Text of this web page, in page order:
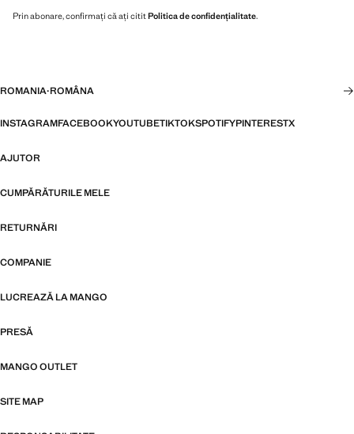
Prin abonare, confirmați că ați cititPolitica de confidențialitate.
ROMANIA·ROMÂNA
INSTAGRAMFACEBOOKYOUTUBETIKTOKSPOTIFYPINTERESTX
AJUTOR
CUMPĂRĂTURILE MELE
RETURNĂRI
COMPANIE
LUCREAZĂ LA MANGO
PRESĂ
MANGO OUTLET
SITE MAP